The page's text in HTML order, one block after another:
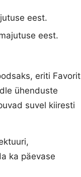
eest.
eest.
eriti Favorit
ühenduste
suvel kiiresti
ka päevase